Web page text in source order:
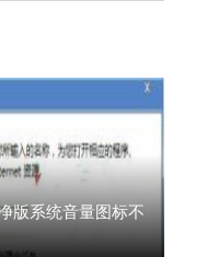
版系统音量图标不